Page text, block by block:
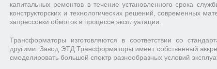
капитальных ремонтов в течение установленного срока
конструкторских и технологических решений, современных
запрессовки обмоток в процессе эксплуатации.
Трансформаторы изготовляются в соответствии со
другими. Завод ЭТД Трансформаторы имеет собственный
смоделировать большой спектр разнообразных условий